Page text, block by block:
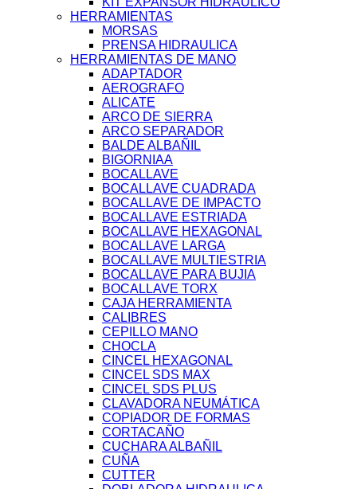
HERRAMIENTAS
MORSAS
PRENSA HIDRAULICA
HERRAMIENTAS DE MANO
ADAPTADOR
AEROGRAFO
ALICATE
ARCO DE SIERRA
ARCO SEPARADOR
BALDE ALBAÑIL
BIGORNIAA
BOCALLAVE
BOCALLAVE CUADRADA
BOCALLAVE DE IMPACTO
BOCALLAVE ESTRIADA
BOCALLAVE HEXAGONAL
BOCALLAVE LARGA
BOCALLAVE MULTIESTRIA
BOCALLAVE PARA BUJIA
BOCALLAVE TORX
CAJA HERRAMIENTA
CALIBRES
CEPILLO MANO
CHOCLA
CINCEL HEXAGONAL
CINCEL SDS MAX
CINCEL SDS PLUS
CLAVADORA NEUMÁTICA
COPIADOR DE FORMAS
CORTACAÑO
CUCHARA ALBAÑIL
CUÑA
CUTTER